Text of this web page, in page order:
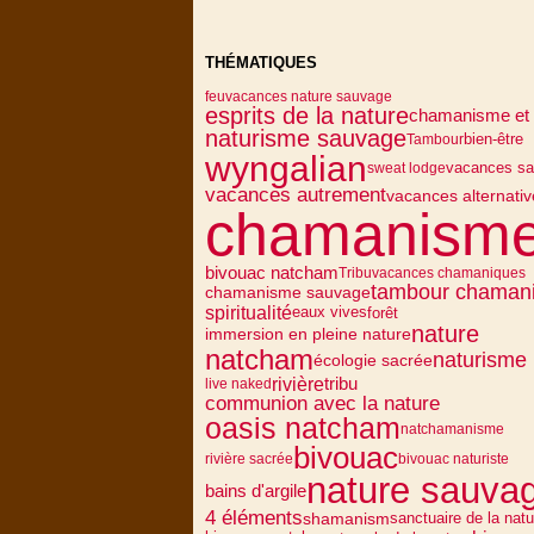
THÉMATIQUES
feuvacances nature sauvage
esprits de la naturechamanisme et
naturisme sauvageTambourbien-être
wyngaliansweat lodgevacances
vacances autrementvacances
bivouac natchamTribuvacances chamaniques
chamanisme sauvagetambour
spiritualitéeaux vivesforêt
immersion en pleine naturenature
natchamécologie sacréenaturisme
live naked rivièretribu
communion avec la nature
oasis natchamnatchamanisme
rivière sacrée bivouacbivouac naturiste
bains d'argilenature
4 élémentsshamanismsanctuaire de la